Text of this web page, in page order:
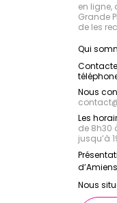
en ligne,
Grande
de les
Qui
Nous
contact
Les
de 8h30
jusqu’à
d’Amiens
Nous